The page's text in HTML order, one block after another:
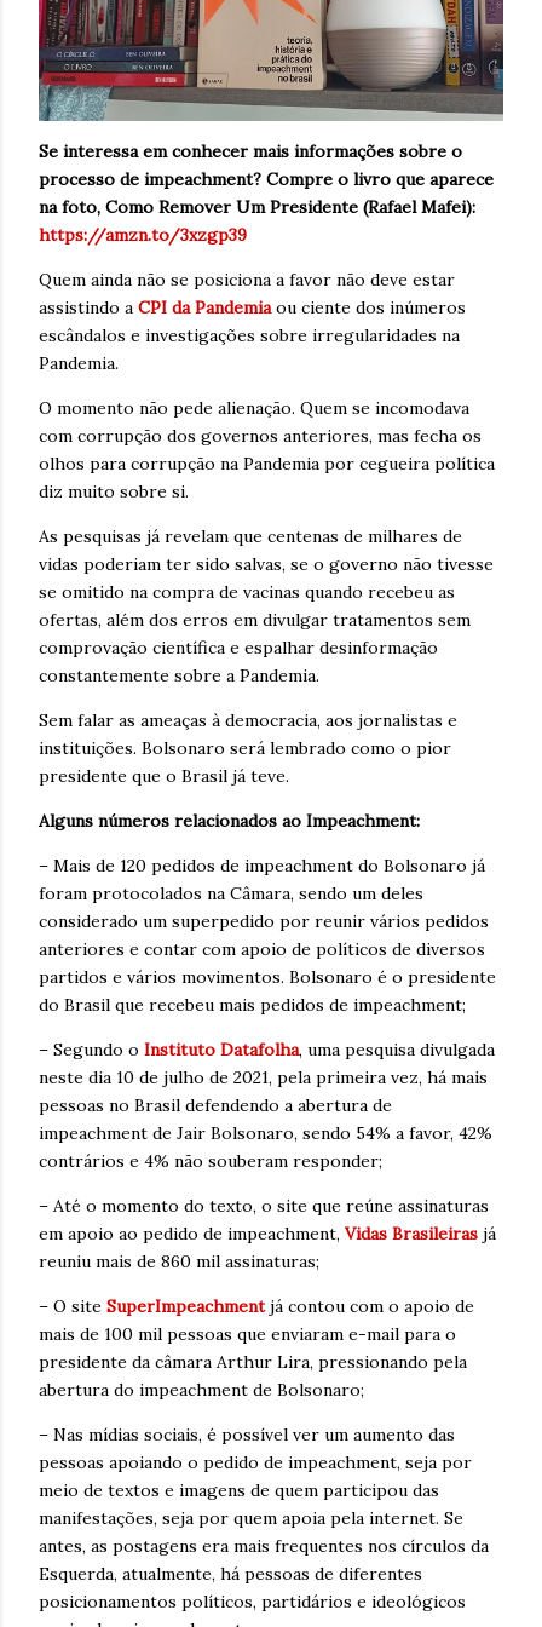
Se interessa em conhecer mais informações sobre o
processo de impeachment? Compre o livro que aparece
na foto, Como Remover Um Presidente (Rafael Mafei):
https://amzn.to/3xzgp39
Quem ainda não se posiciona a favor não deve estar
assistindo a CPI da Pandemiaou ciente dos inúmeros
escândalos e investigações sobre irregularidades na
Pandemia.
O momento não pede alienação. Quem se incomodava
com corrupção dos governos anteriores, mas fecha os
olhos para corrupção na Pandemia por cegueira política
diz muito sobre si.
As pesquisas já revelam que centenas de milhares de
vidas poderiam ter sido salvas, se o governo não tivesse
se omitido na compra de vacinas quando recebeu as
ofertas, além dos erros em divulgar tratamentos sem
comprovação científica e espalhar desinformação
constantemente sobre a Pandemia.
Sem falar as ameaças à democracia, aos jornalistas e
instituições. Bolsonaro será lembrado como o pior
presidente que o Brasil já teve.
Alguns números relacionados ao Impeachment:
– Mais de 120 pedidos de impeachment do Bolsonaro já
foram protocolados na Câmara, sendo um deles
considerado um superpedido por reunir vários pedidos
anteriores e contar com apoio de políticos de diversos
partidos e vários movimentos. Bolsonaro é o presidente
do Brasil que recebeu mais pedidos de impeachment;
– Segundo o Instituto Datafolha, uma pesquisa divulgada
neste dia 10 de julho de 2021, pela primeira vez, há mais
pessoas no Brasil defendendo a abertura de
impeachment de Jair Bolsonaro, sendo 54% a favor, 42%
contrários e 4% não souberam responder;
– Até o momento do texto, o site que reúne assinaturas
em apoio ao pedido de impeachment, Vidas Brasileiras já
reuniu mais de 860 mil assinaturas;
– O site SuperImpeachmentjá contou com o apoio de
mais de 100 mil pessoas que enviaram e-mail para o
presidente da câmara Arthur Lira, pressionando pela
abertura do impeachment de Bolsonaro;
– Nas mídias sociais, é possível ver um aumento das
pessoas apoiando o pedido de impeachment, seja por
meio de textos e imagens de quem participou das
manifestações, seja por quem apoia pela internet. Se
antes, as postagens era mais frequentes nos círculos da
Esquerda, atualmente, há pessoas de diferentes
posicionamentos políticos, partidários e ideológicos